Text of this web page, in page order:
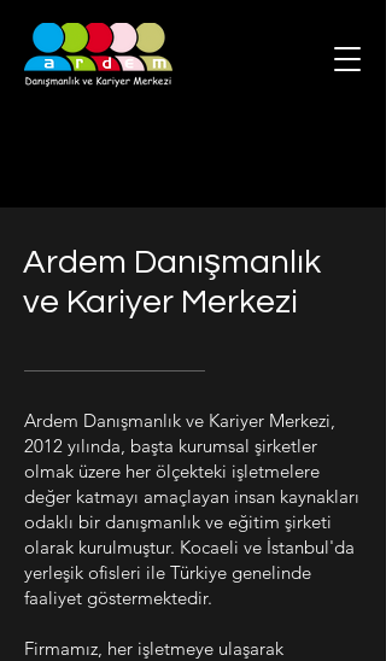
Ardem Danışmanlık
ve Kariyer Merkezi
Ardem Danışmanlık ve Kariyer Merkezi,
2012 yılında, başta kurumsal şirketler
olmak üzere her ölçekteki işletmelere
değer katmayı amaçlayan insan kaynakları
odaklı bir danışmanlık ve eğitim şirketi
olarak kurulmuştur. Kocaeli ve İstanbul'da
yerleşik ofisleri ile Türkiye genelinde
faaliyet göstermektedir.
Firmamız, her işletmeye ulaşarak